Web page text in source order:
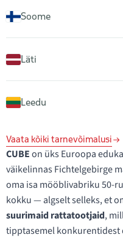
Soome
Läti
Leedu
Vaata kõiki tarnevõimalusi
CUBEon üks Euroopa
väikelinnas Fichtelgebirge
oma isa mööblivabriku 50-
kokku — algselt selleks, et
suurimaid rattatootjaid,
tipptasemel konkurentidest